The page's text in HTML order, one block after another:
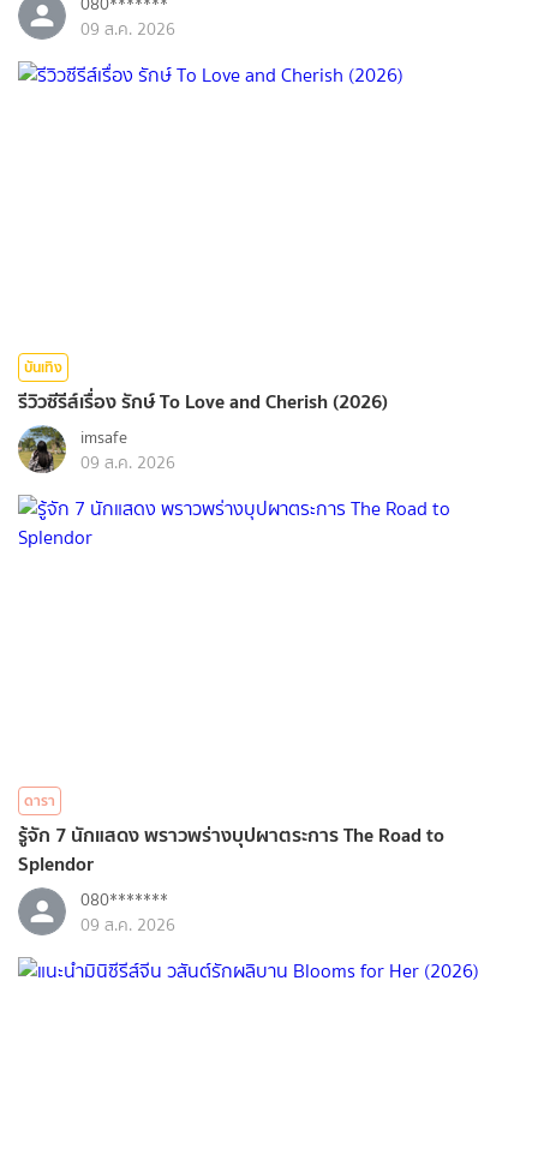
09 ส.ค. 2026
บันเทิง
รีวิวซีรีส์เรื่อง รักษ์ To Love and Cherish (2026)
imsafe
09 ส.ค. 2026
ดารา
รู้จัก 7 นักแสดง พราวพร่างบุปผาตระการ The Road to
Splendor
080*******
09 ส.ค. 2026